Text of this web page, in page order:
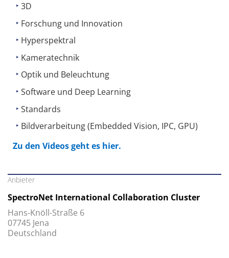
3D
Forschung und Innovation
Hyperspektral
Kameratechnik
Optik und Beleuchtung
Software und Deep Learning
Standards
Bildverarbeitung (Embedded Vision, IPC, GPU)
Zu den Videos geht es hier.
Anbieter
SpectroNet International Collaboration Cluster
Hans-Knöll-Straße 6
07745 Jena
Deutschland